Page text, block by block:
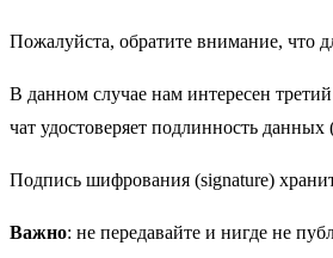
Пожалуйста, обратите внимание, что
В данном случае нам интересен
чат удостоверяет подлинность данных
Подпись шифрования (signature)
Важно: не передавайте и нигде не